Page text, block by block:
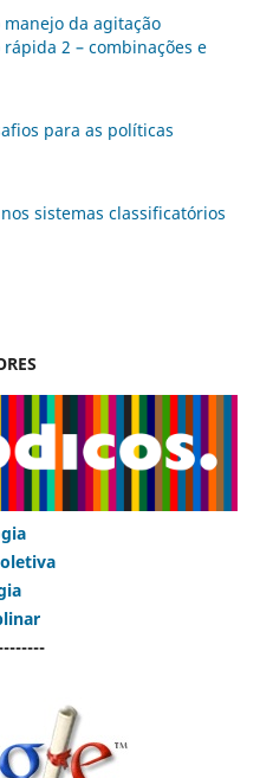
da agitação
2 – combinações e
para as políticas
sistemas classificatórios